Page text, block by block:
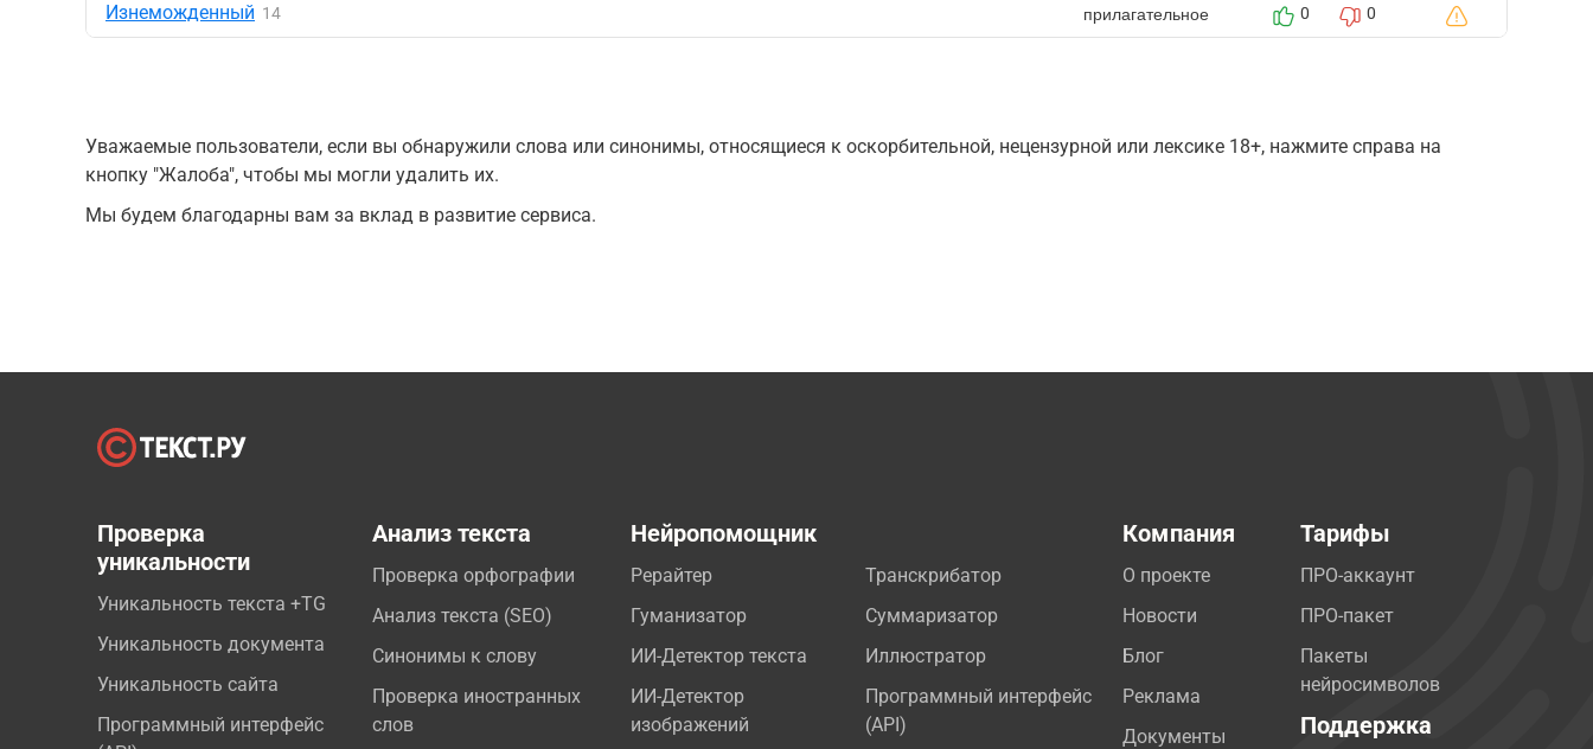
Изнеможденный 14 прилагательное 0 0
Уважаемые пользователи, если вы обнаружили слова или синонимы, относящиеся к оскорбительной, нецензурной или лексике 18+, нажмите справа на
кнопку "Жалоба", чтобы мы могли удалить их.
Мы будем благодарны вам за вклад в развитие сервиса.
Проверка
уникальности
Уникальность текста +TG
Уникальность документа
Уникальность сайта
Программный интерфейс
Анализ текста
Проверка орфографии
Анализ текста (SEO)
Синонимы к слову
Проверка иностранных
слов
Нейропомощник
Рерайтер
Гуманизатор
ИИ-Детектор текста
ИИ-Детектор
изображений
Транскрибатор
Суммаризатор
Иллюстратор
Программный интерфейс
(API)
Компания
О проекте
Новости
Блог
Реклама
Документы
Тарифы
ПРО-аккаунт
ПРО-пакет
Пакеты
нейросимволов
Поддержка